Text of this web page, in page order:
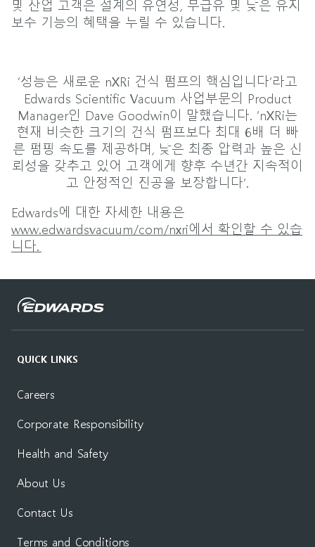
및 산업 고객은 설계의 유연성, 무급유 및 낮은 유지
보수 기능의 혜택을 누릴 수 있습니다.
‘성능은 새로운 nXRi 건식 펌프의 핵심입니다’라고
Edwards Scientific Vacuum 사업부문의 Product
Manager인 Dave Goodwin이 말했습니다. ‘nXRi는
현재 비슷한 크기의 건식 펌프보다 최대 6배 더 빠
른 펌핑 속도를 제공하며, 낮은 최종 압력과 높은 신
뢰성을 갖추고 있어 고객에게 향후 수년간 지속적이
고 안정적인 진공을 보장합니다’.
Edwards에 대한 자세한 내용은
www.edwardsvacuum/com/nxri에서 확인할 수 있습
니다.
QUICK LINKS
Careers
Corporate Responsibility
Health and Safety
About Us
Contact Us
Terms and Conditions